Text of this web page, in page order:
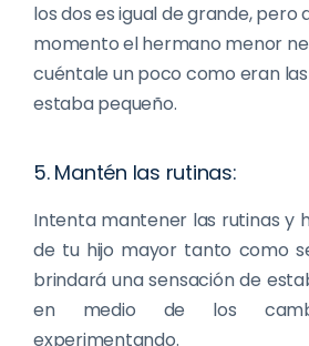
los dos es igual de grande, pero
momento el hermano menor
cuéntale un poco como eran
estaba pequeño.
5. Mantén las rutinas:
Intenta mantener las rutinas y
de tu hijo mayor tanto como
brindará una sensación de
en medio de los
experimentando.